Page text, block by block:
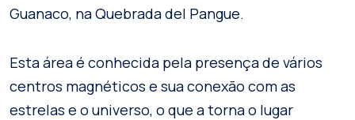
Guanaco, na Quebrada del Pangue.
Esta área é conhecida pela presença de vários
centros magnéticos e sua conexão com as
estrelas e o universo, o que a torna o lugar